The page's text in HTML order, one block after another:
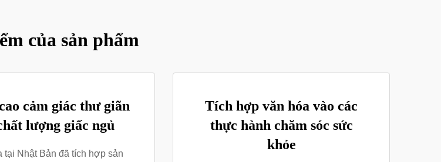
của sản phẩm
cảm giác thư giãn
lượng giấc ngủ
tại Nhật Bản đã tích hợp sản
Tích hợp văn hóa vào các
thực hành chăm sóc sức
khỏe